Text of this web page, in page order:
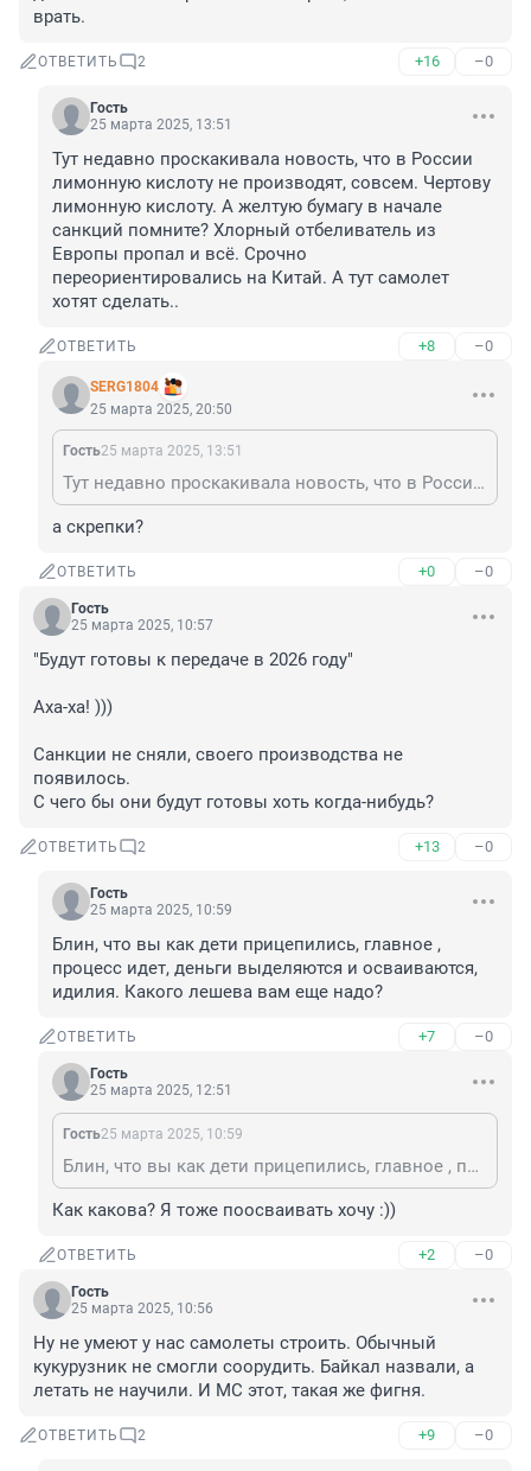
врать.
ОТВЕТИТЬ 2 +16 –0
Гость
25 марта 2025, 13:51
Тут недавно проскакивала новость, что в России
лимонную кислоту не производят, совсем. Чертову
лимонную кислоту. А желтую бумагу в начале
санкций помните? Хлорный отбеливатель из
Европы пропал и всё. Срочно
переориентировались на Китай. А тут самолет
хотят сделать..
ОТВЕТИТЬ +8 –0
SERG1804
25 марта 2025, 20:50
Гость25 марта 2025, 13:51
Тут недавно проскакивала новость, что в России лимонную кислоту не производят, совсем. Чертову лимонную кислоту. А желтую бумагу в начале санкций помните? Хлорный отбеливатель из Европы пропал и всё. Срочно переориентировались на Китай. А тут самолет хотят сделать..
а скрепки?
ОТВЕТИТЬ +0 –0
Гость
25 марта 2025, 10:57
"Будут готовы к передаче в 2026 году"
Аха-ха! )))
Санкции не сняли, своего производства не
появилось.
С чего бы они будут готовы хоть когда-нибудь?
ОТВЕТИТЬ 2 +13 –0
Гость
25 марта 2025, 10:59
Блин, что вы как дети прицепились, главное ,
процесс идет, деньги выделяются и осваиваются,
идилия. Какого лешева вам еще надо?
ОТВЕТИТЬ +7 –0
Гость
25 марта 2025, 12:51
Гость25 марта 2025, 10:59
Блин, что вы как дети прицепились, главное , процесс идет, деньги выделяются и осваиваются, идилия. Какого лешева вам еще надо?
Как какова? Я тоже поосваивать хочу :))
ОТВЕТИТЬ +2 –0
Гость
25 марта 2025, 10:56
Ну не умеют у нас самолеты строить. Обычный
кукурузник не смогли соорудить. Байкал назвали, а
летать не научили. И МС этот, такая же фигня.
ОТВЕТИТЬ 2 +9 –0